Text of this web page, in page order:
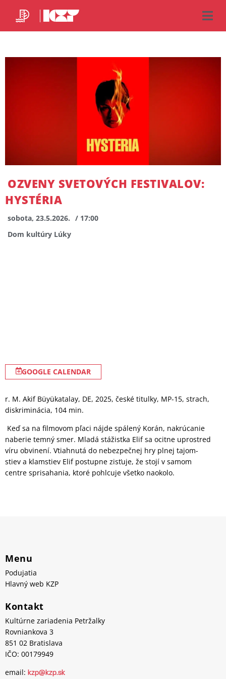
OZVENY SVETOVÝCH FESTIVALOV:
HYSTÉRIA
sobota, 23.5.2026. / 17:00
Dom kultúry Lúky
GOOGLE CALENDAR
r. M. Akif Büyükatalay, DE, 2025, české titulky, MP-15, strach,
diskriminácia, 104 min.
Keď sa na filmovom pľaci nájde spálený Korán, nakrúcanie
naberie temný smer. Mladá stá­žistka Elif sa ocitne uprostred
víru obvinení. Vtiahnutá do nebezpečnej hry plnej tajom­
stiev a klamstiev Elif postupne zisťuje, že stojí v samom
centre sprisahania, ktoré pohlcuje všetko naokolo.
Menu
Podujatia
Hlavný web KZP
Kontakt
Kultúrne zariadenia Petržalky
Rovniankova 3
851 02 Bratislava
IČO: 00179949
email: kzp@kzp.sk